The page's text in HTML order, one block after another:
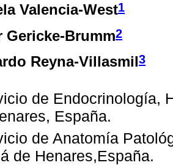
Valencia-West1
Gericke-Brumm2
Reyna-Villasmil3
de Endocrinología,
España.
de Anatomía
de Henares,España.